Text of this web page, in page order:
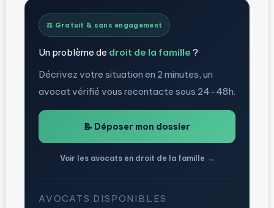
⚖️ Gratuit & sans engagement
Un problème de droit de la famille ?
Décrivez votre situation en 2 minutes, un
avocat vérifié vous recontacte sous 24-48h.
📝 Déposer mon dossier
Voir les avocats en droit de la famille →
AVOCATS DISPONIBLES